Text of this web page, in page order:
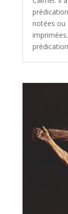
notées ou